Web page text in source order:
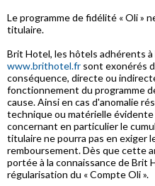
Le programme de fidélité « Oli »
titulaire.
Brit Hotel, les hôtels adhérents
www.brithotel.fr sont exonérés
conséquence, directe ou
fonctionnement du programme
cause. Ainsi en cas d'anomalie
technique ou matérielle
concernant en particulier le
titulaire ne pourra pas en exiger
remboursement. Dès que cette
portée à la connaissance de Brit
régularisation du « Compte Oli ».